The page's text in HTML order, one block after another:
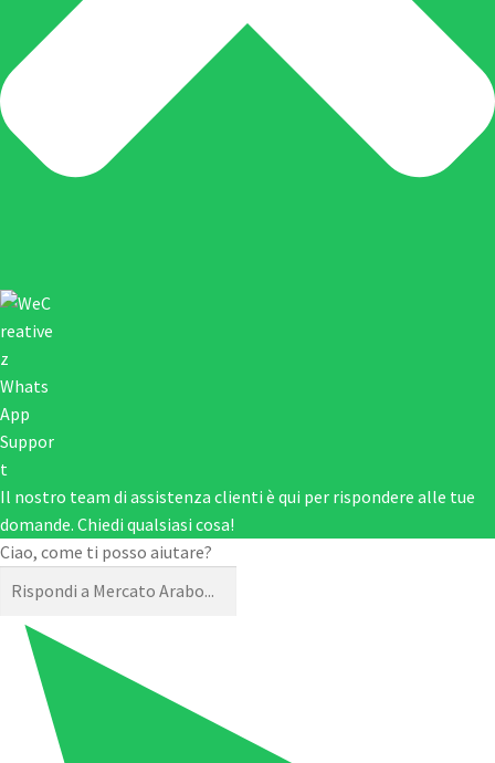
Il nostro team di assistenza clienti è qui per rispondere alle tue
domande. Chiedi qualsiasi cosa!
Ciao, come ti posso aiutare?